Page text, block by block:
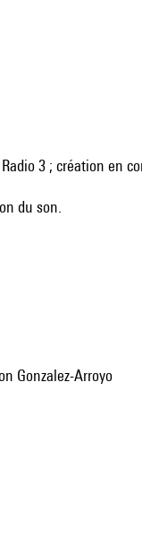
Radio 3 ; création en
du son.
Gonzalez-Arroyo